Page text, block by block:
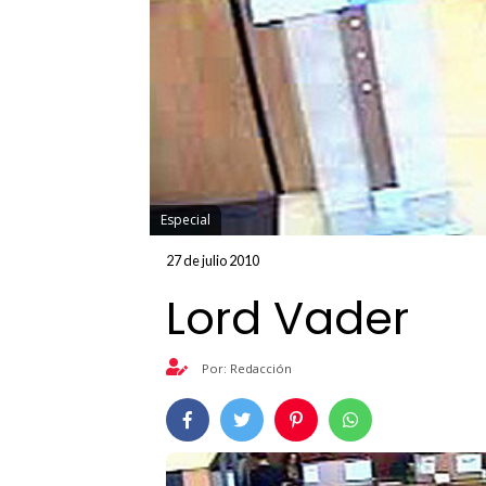
Especial
27 de julio 2010
Lord Vader
Por: Redacción